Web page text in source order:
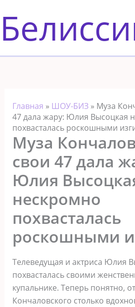
к
содержимому
Главная » ШОУ-БИЗ» Муза
47 дала жару: Юлия Высоцкая
похвасталась роскошными
Муза
свои 47 дала
Юлия
нескромно
похвасталась
роскошными
Телеведущая и актриса Юлия
похвасталась своими
купальнике. Теперь понятно,
Кончаловского столько